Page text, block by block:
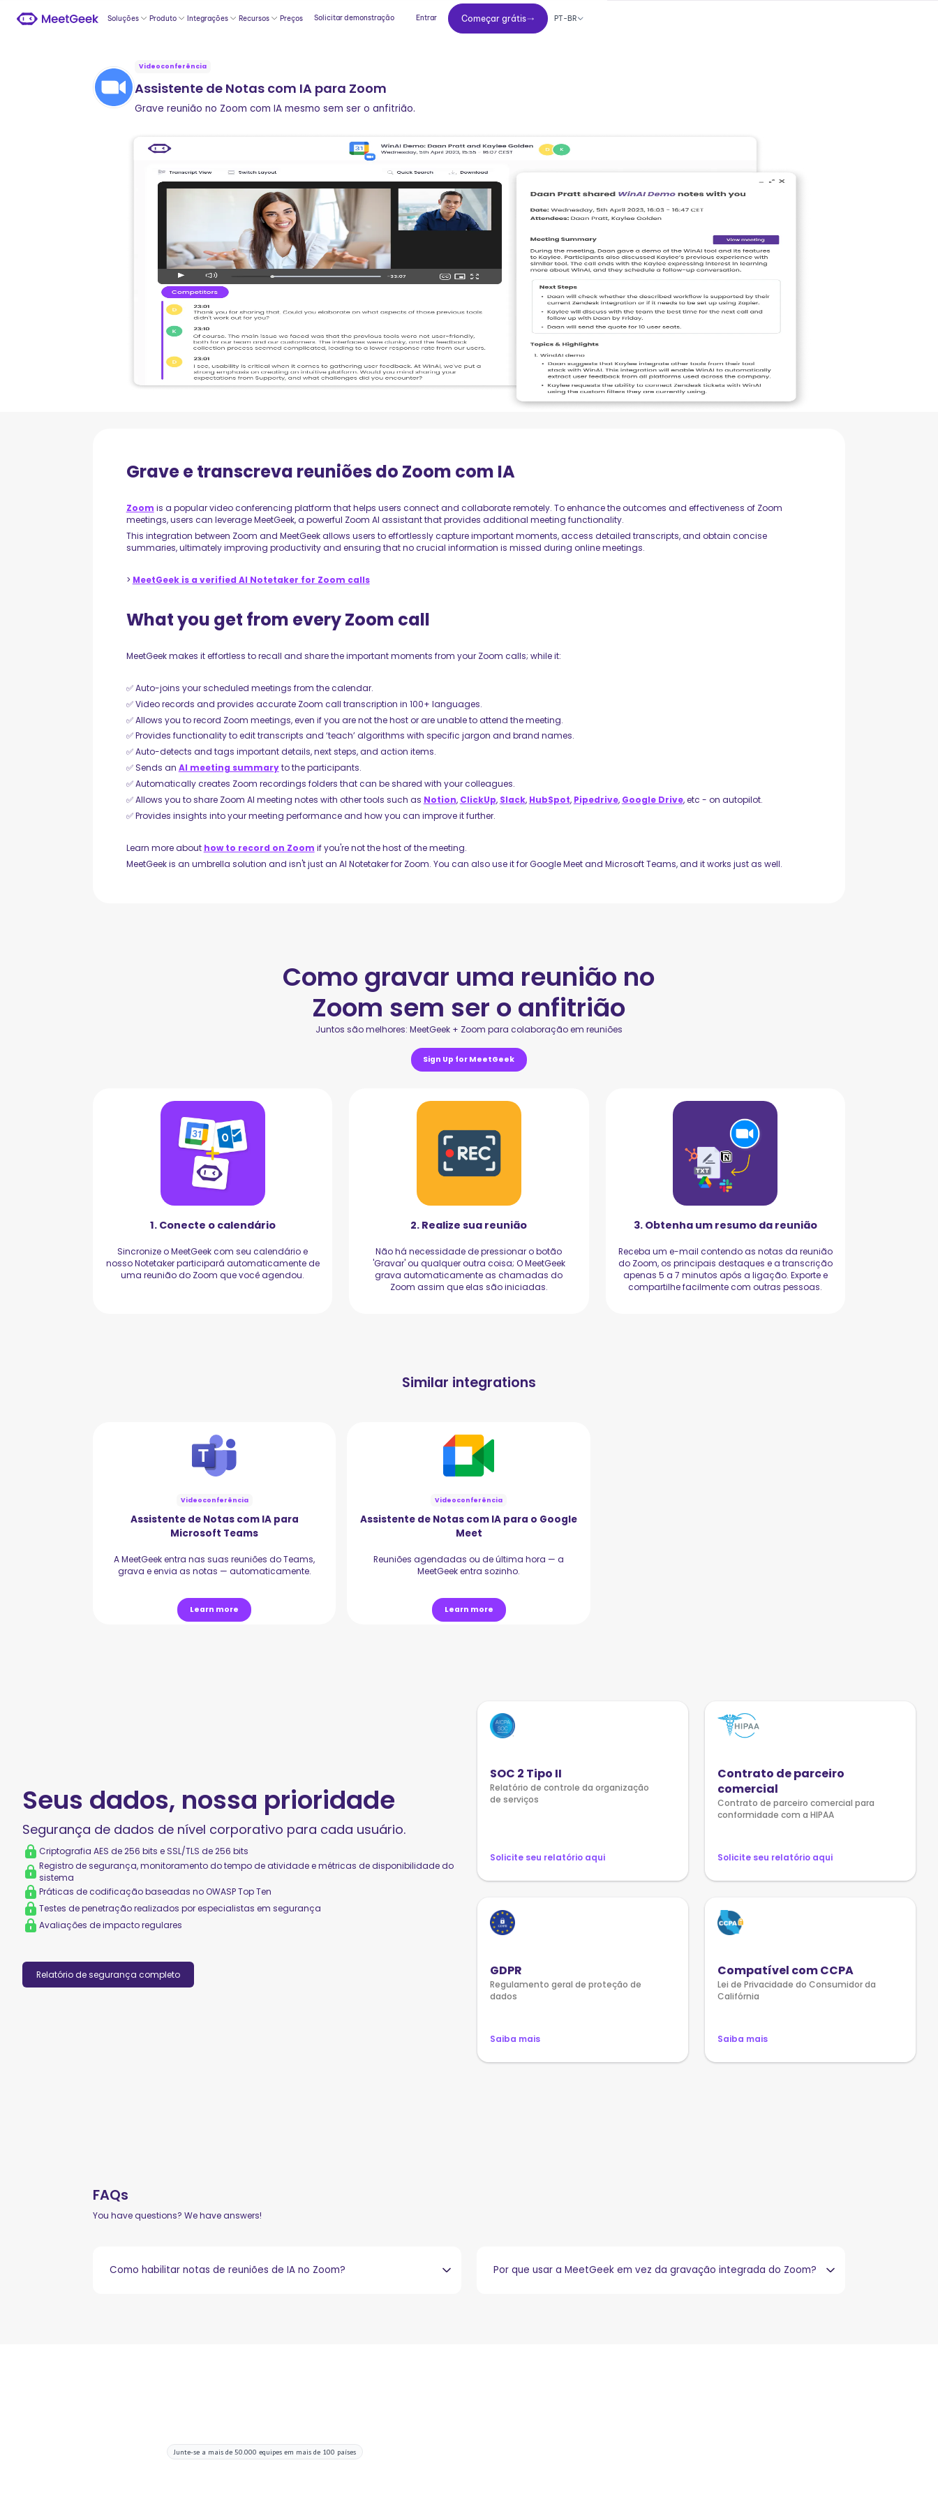
Soluções Produto Integrações Recursos Preços Solicitar demonstração Entrar Começar grátis
Começar grátis
PT-BR
Videoconferência
Assistente de Notas com IA para Zoom
Grave reunião no Zoom com IA mesmo sem ser o anfitrião.
Grave e transcreva reuniões do Zoom com IA
Zoom is a popular video conferencing platform that helps users connect and collaborate remotely. To enhance the outcomes and effectiveness of Zoom
meetings, users can leverage MeetGeek, a powerful Zoom AI assistant that provides additional meeting functionality.
This integration between Zoom and MeetGeek allows users to effortlessly capture important moments, access detailed transcripts, and obtain concise
summaries, ultimately improving productivity and ensuring that no crucial information is missed during online meetings.
> MeetGeek is a verified AI Notetaker for Zoom calls
What you get from every Zoom call
MeetGeek makes it effortless to recall and share the important moments from your Zoom calls; while it:
✅ Auto-joins your scheduled meetings from the calendar.
✅ Video records and provides accurate Zoom call transcription in 100+ languages.
✅ Allows you to record Zoom meetings, even if you are not the host or are unable to attend the meeting.
✅ Provides functionality to edit transcripts and ‘teach’ algorithms with specific jargon and brand names.
✅ Auto-detects and tags important details, next steps, and action items.
✅ Sends an AI meeting summaryto the participants.
✅ Automatically creates Zoom recordings folders that can be shared with your colleagues.
✅ Allows you to share Zoom AI meeting notes with other tools such as Notion, ClickUp, Slack, HubSpot, Pipedrive, Google Drive, etc - on autopilot.
✅ Provides insights into your meeting performance and how you can improve it further.
Learn more about how to record on Zoom if you're not the host of the meeting.
MeetGeek is an umbrella solution and isn't just an AI Notetaker for Zoom. You can also use it for Google Meet and Microsoft Teams, and it works just as well.
Como gravar uma reunião no
Zoom sem ser o anfitrião
Juntos são melhores: MeetGeek + Zoom para colaboração em reuniões
Sign Up for MeetGeek
1. Conecte o calendário
Sincronize o MeetGeek com seu calendário e
nosso Notetaker participará automaticamente de
uma reunião do Zoom que você agendou.
2. Realize sua reunião
Não há necessidade de pressionar o botão
'Gravar' ou qualquer outra coisa; O MeetGeek
grava automaticamente as chamadas do
Zoom assim que elas são iniciadas.
3. Obtenha um resumo da reunião
Receba um e-mail contendo as notas da reunião
do Zoom, os principais destaques e a transcrição
apenas 5 a 7 minutos após a ligação. Exporte e
compartilhe facilmente com outras pessoas.
Similar integrations
Videoconferência
Assistente de Notas com IA para
Microsoft Teams
A MeetGeek entra nas suas reuniões do Teams,
grava e envia as notas — automaticamente.
Learn more
Videoconferência
Assistente de Notas com IA para o Google
Meet
Reuniões agendadas ou de última hora — a
MeetGeek entra sozinho.
Learn more
Seus dados, nossa prioridade
Segurança de dados de nível corporativo para cada usuário.
Criptografia AES de 256 bits e SSL/TLS de 256 bits
Registro de segurança, monitoramento do tempo de atividade e métricas de disponibilidade do
sistema
Práticas de codificação baseadas no OWASP Top Ten
Testes de penetração realizados por especialistas em segurança
Avaliações de impacto regulares
Relatório de segurança completo
SOC 2 Tipo II
Relatório de controle da organização
de serviços
Solicite seu relatório aqui
Contrato de parceiro
comercial
Contrato de parceiro comercial para
conformidade com a HIPAA
Solicite seu relatório aqui
GDPR
Regulamento geral de proteção de
dados
Saiba mais
Compatível com CCPA
Lei de Privacidade do Consumidor da
Califórnia
Saiba mais
FAQs
You have questions? We have answers!
Como habilitar notas de reuniões de IA no Zoom? Por que usar a MeetGeek em vez da gravação integrada do Zoom?
Junte-se a mais de 50.000 equipes em mais de 100 países